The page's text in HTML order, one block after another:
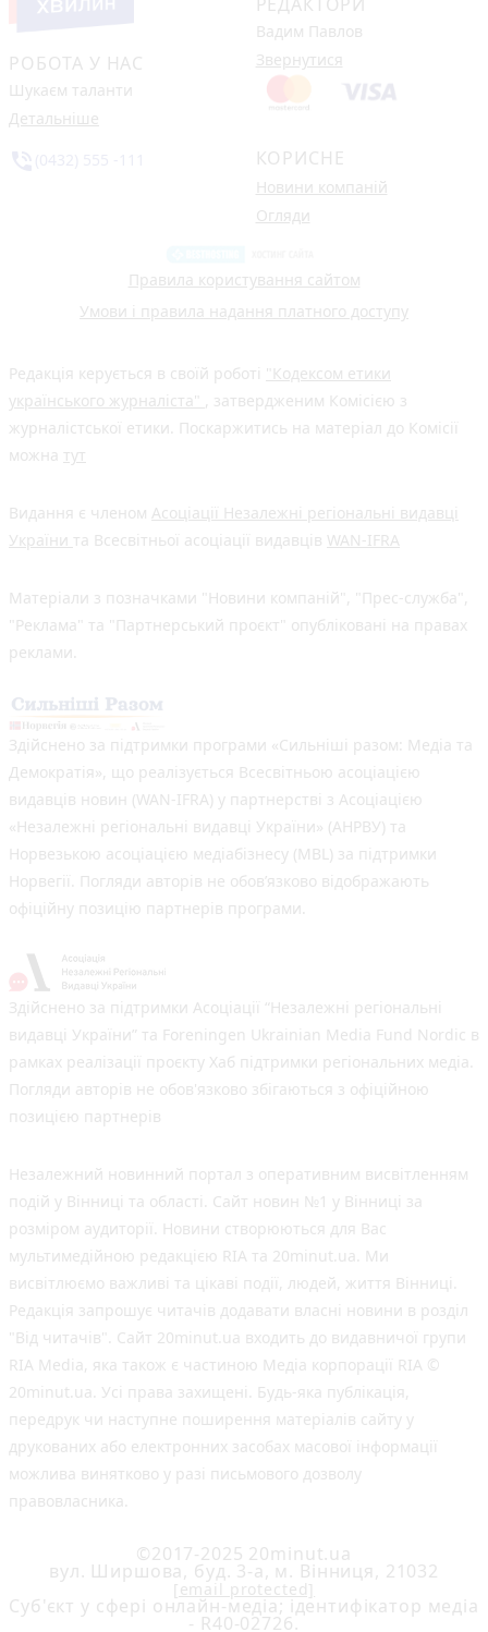
РОБОТА У НАС
Шукаєм таланти
Детальніше
Вадим Павлов
Звернутися
КОРИСНЕ
Новини компаній
Огляди
Правила користування сайтом
Умови і правила надання платного доступу
Редакція керується в своїй роботі "Кодексом етики
українського журналіста" , затвердженим Комісією з
журналістської етики. Поскаржитись на матеріал до Комісії
можна тут
Видання є членом Асоціації Незалежні регіональні видавці
України та Всесвітньої асоціації видавців WAN-IFRA
Матеріали з позначками "Новини компаній", "Прес-служба",
"Реклама" та "Партнерський проєкт" опубліковані на правах
реклами.
Здійснено за підтримки програми «Сильніші разом: Медіа та
Демократія», що реалізується Всесвітньою асоціацією
видавців новин (WAN-IFRA) у партнерстві з Асоціацією
«Незалежні регіональні видавці України» (АНРВУ) та
Норвезькою асоціацією медіабізнесу (MBL) за підтримки
Норвегії. Погляди авторів не обов’язково відображають
офіційну позицію партнерів програми.
Здійснено за підтримки Асоціації “Незалежні регіональні
видавці України” та Foreningen Ukrainian Media Fund Nordic в
рамках реалізації проєкту Хаб підтримки регіональних медіа.
Погляди авторів не обов'язково збігаються з офіційною
позицією партнерів
Незалежний новинний портал з оперативним висвітленням
подій у Вінниці та області. Сайт новин №1 у Вінниці за
розміром аудиторії. Новини створюються для Вас
мультимедійною редакцією RIA та 20minut.ua. Ми
висвітлюємо важливі та цікаві події, людей, життя Вінниці.
Редакція запрошує читачів додавати власні новини в розділ
"Від читачів". Сайт 20minut.ua входить до видавничої групи
RIA Media, яка також є частиною Медіа корпорації RIA ©
20minut.ua. Усі права захищені. Будь-яка публiкацiя,
передрук чи наступне поширення матеріалів сайту у
друкованих або електронних засобах масової інформації
можлива винятково у разі письмового дозволу
правовласника.
©2017-2025 20minut.ua
вул. Ширшова, буд. 3-а, м. Вінниця, 21032
[email protected]
Cуб'єкт у сфері онлайн-медіа; ідентифікатор медіа
- R40-02726.